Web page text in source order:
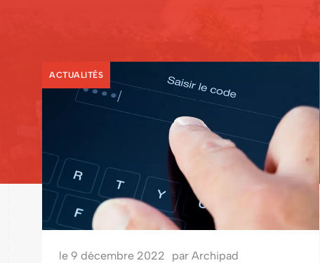
ACTUALITÉS
le 9 décembre 2022 par Archipad